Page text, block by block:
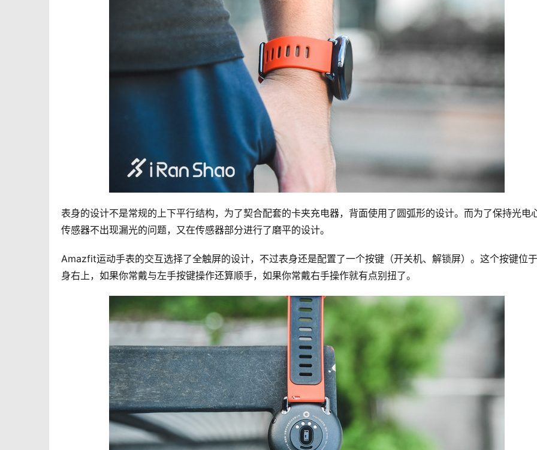
表身的设计不是常规的上下平行结构，为了契合配套的卡夹充电器，背面使用了圆弧形的设计。而为了保持光电
传感器不出现漏光的问题，又在传感器部分进行了磨平的设计。
Amazfit运动手表的交互选择了全触屏的设计，不过表身还是配置了一个按键（开关机、解锁屏）。这个按键位
身右上，如果你常戴与左手按键操作还算顺手，如果你常戴右手操作就有点别扭了。